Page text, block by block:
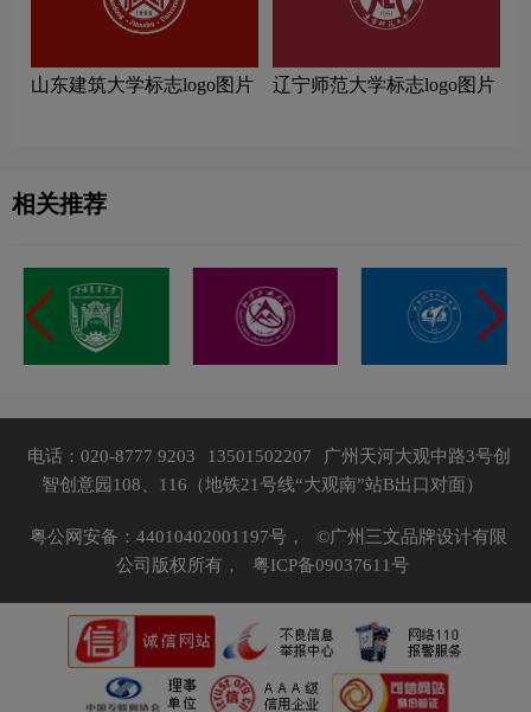
山东建筑大学标志logo图片 辽宁师范大学标志logo图片
相关推荐
电话：020-8777 9203 13501502207
广州天河大观中路3号创
智创意园108、116（地铁21号线“大观南”站B出口对面）
粤公网安备：44010402001197号，
©广州三文品牌设计有限
公司版权所有，
粤ICP备09037611号